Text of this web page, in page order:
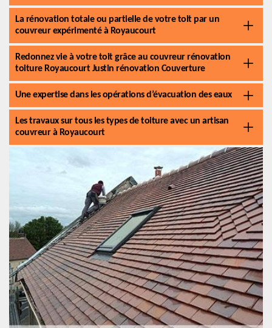
La rénovation totale ou partielle de votre toit par un
couvreur expérimenté à Royaucourt
Redonnez vie à votre toit grâce au couvreur rénovation
toiture Royaucourt Justin rénovation Couverture
Une expertise dans les opérations d’évacuation des eaux
Les travaux sur tous les types de toiture avec un artisan
couvreur à Royaucourt